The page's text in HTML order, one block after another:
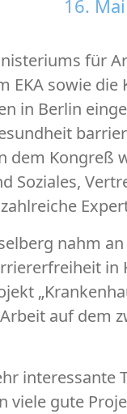
16.
für
EKA sowie
in Berlin
dem Kongreß
Soziales,
nahm
in
auf dem
interessante
viele gute